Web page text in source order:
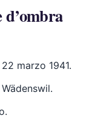
marzo 1941.